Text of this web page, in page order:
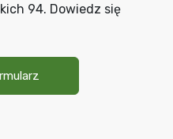
94. Dowiedz się